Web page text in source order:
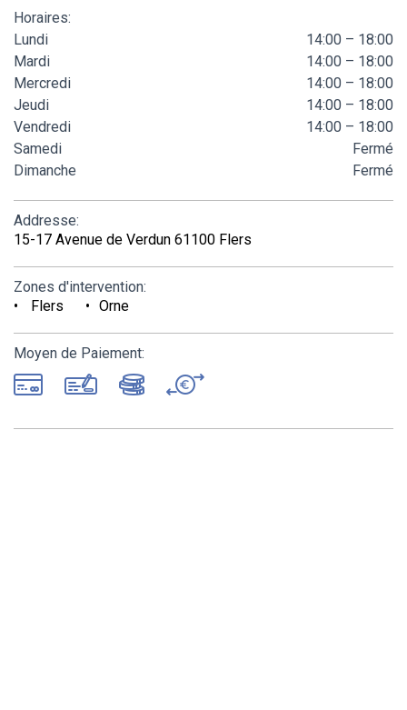
Horaires:
Lundi
14:00 – 18:00
Mardi
14:00 – 18:00
Mercredi
14:00 – 18:00
Jeudi
14:00 – 18:00
Vendredi
14:00 – 18:00
Samedi
Fermé
Dimanche
Fermé
Addresse:
15-17 Avenue de Verdun 61100 Flers
Zones d'intervention:
Flers
Orne
Moyen de Paiement: